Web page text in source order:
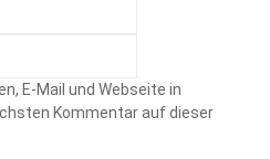
E-Mail und Webseite in
Kommentar auf dieser